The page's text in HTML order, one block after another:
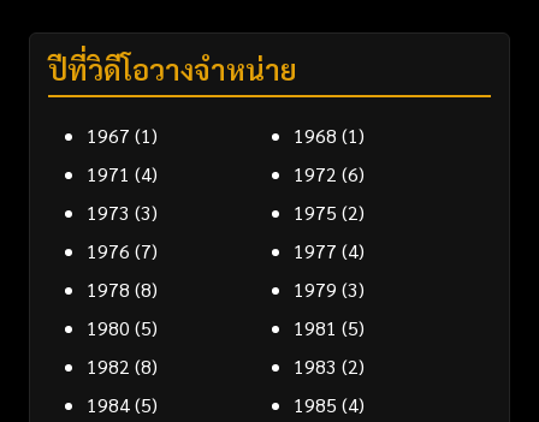
ปีที่วิดีโอวางจำหน่าย
1967 (1) 1968 (1)
1971 (4) 1972 (6)
1973 (3) 1975 (2)
1976 (7) 1977 (4)
1978 (8) 1979 (3)
1980 (5) 1981 (5)
1982 (8) 1983 (2)
1984(5) 1985 (4)